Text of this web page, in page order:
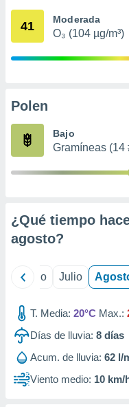
mediante
publicidad
de
41 Moderada
O₃ (104 µg/m³)
Polen
Bajo
Gramíneas (14
¿Qué tiempo
agosto?
Junio Julio
T. Media: 20°C Max.:
Días de lluvia: 8 días
Acum. de lluvia: 62 l/
Viento medio: 10 km/